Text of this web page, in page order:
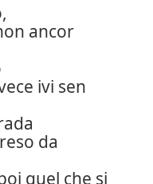
ancor
ivi sen
da
quel che si